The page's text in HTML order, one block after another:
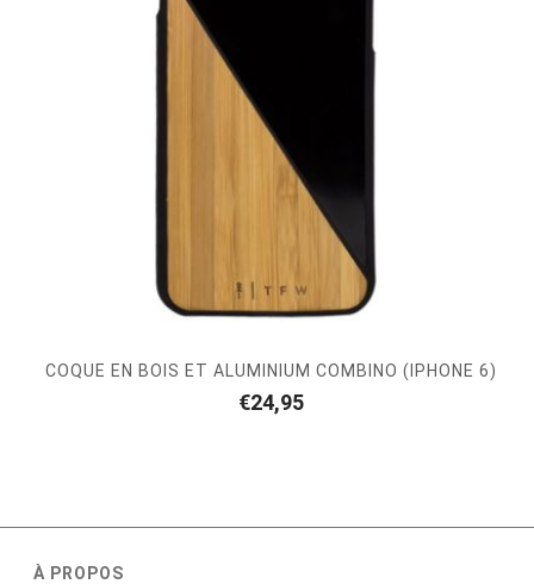
COQUE EN BOIS ET ALUMINIUM COMBINO (IPHONE 6)
€24,95
À PROPOS